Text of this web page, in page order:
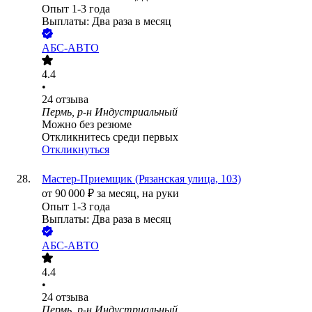
Опыт 1-3 года
Выплаты: Два раза в месяц
АБС-АВТО
4.4
•
24 отзыва
Пермь, р-н Индустриальный
Можно без резюме
Откликнитесь среди первых
Откликнуться
Мастер-Приемщик (Рязанская улица, 103)
от 90 000 ₽ за месяц, на руки
Опыт 1-3 года
Выплаты: Два раза в месяц
АБС-АВТО
4.4
•
24 отзыва